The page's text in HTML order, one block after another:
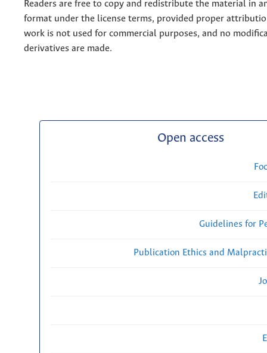
Readers are free to copy and redistribute the material in
format under the license terms, provided proper
work is not used for commercial purposes, and no
derivatives are made.
Open access
Guidelines for
Publication Ethics and